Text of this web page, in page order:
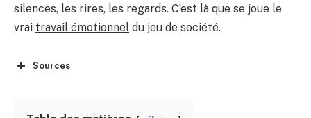
silences, les rires, les regards. C’est là que se joue le
vrai travail émotionnel du jeu de société.
Sources